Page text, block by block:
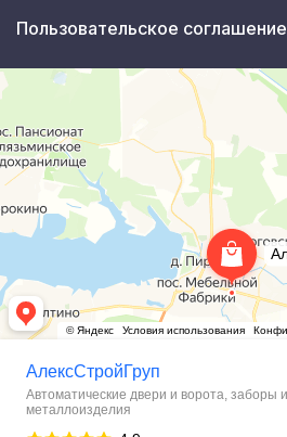
Пользовательское соглашение